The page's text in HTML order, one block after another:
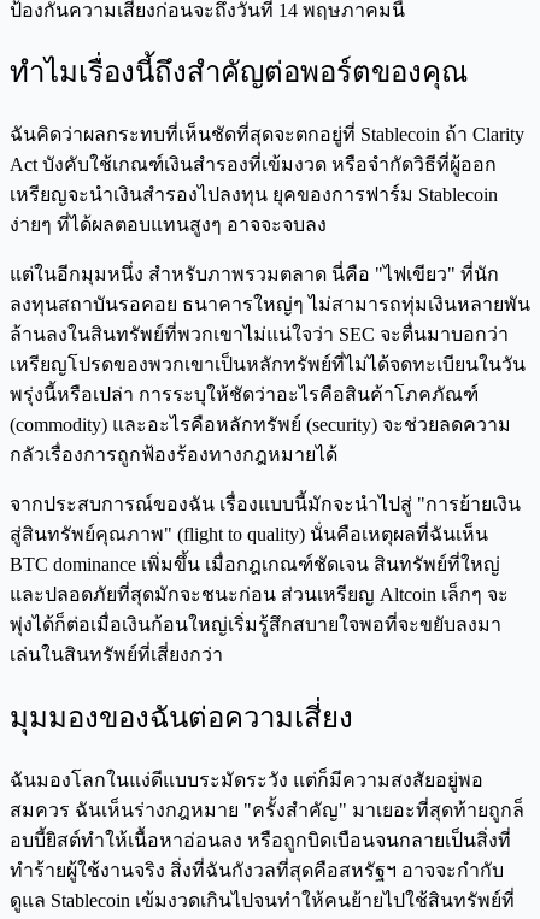
ป้องกันความเสี่ยงก่อนจะถึงวันที่ 14 พฤษภาคมนี้
ทำไมเรื่องนี้ถึงสำคัญต่อพอร์ตของคุณ
ฉันคิดว่าผลกระทบที่เห็นชัดที่สุดจะตกอยู่ที่ Stablecoin ถ้า Clarity
Act บังคับใช้เกณฑ์เงินสำรองที่เข้มงวด หรือจำกัดวิธีที่ผู้ออก
เหรียญจะนำเงินสำรองไปลงทุน ยุคของการฟาร์ม Stablecoin
ง่ายๆ ที่ได้ผลตอบแทนสูงๆ อาจจะจบลง
แต่ในอีกมุมหนึ่ง สำหรับภาพรวมตลาด นี่คือ "ไฟเขียว" ที่นัก
ลงทุนสถาบันรอคอย ธนาคารใหญ่ๆ ไม่สามารถทุ่มเงินหลายพัน
ล้านลงในสินทรัพย์ที่พวกเขาไม่แน่ใจว่า SEC จะตื่นมาบอกว่า
เหรียญโปรดของพวกเขาเป็นหลักทรัพย์ที่ไม่ได้จดทะเบียนในวัน
พรุ่งนี้หรือเปล่า การระบุให้ชัดว่าอะไรคือสินค้าโภคภัณฑ์
(commodity) และอะไรคือหลักทรัพย์ (security) จะช่วยลดความ
กลัวเรื่องการถูกฟ้องร้องทางกฎหมายได้
จากประสบการณ์ของฉัน เรื่องแบบนี้มักจะนำไปสู่ "การย้ายเงิน
สู่สินทรัพย์คุณภาพ" (flight to quality) นั่นคือเหตุผลที่ฉันเห็น
BTC dominance เพิ่มขึ้น เมื่อกฎเกณฑ์ชัดเจน สินทรัพย์ที่ใหญ่
และปลอดภัยที่สุดมักจะชนะก่อน ส่วนเหรียญ Altcoin เล็กๆ จะ
พุ่งได้ก็ต่อเมื่อเงินก้อนใหญ่เริ่มรู้สึกสบายใจพอที่จะขยับลงมา
เล่นในสินทรัพย์ที่เสี่ยงกว่า
มุมมองของฉันต่อความเสี่ยง
ฉันมองโลกในแง่ดีแบบระมัดระวัง แต่ก็มีความสงสัยอยู่พอ
สมควร ฉันเห็นร่างกฎหมาย "ครั้งสำคัญ" มาเยอะที่สุดท้ายถูกล็
อบบี้ยิสต์ทำให้เนื้อหาอ่อนลง หรือถูกบิดเบือนจนกลายเป็นสิ่งที่
ทำร้ายผู้ใช้งานจริง สิ่งที่ฉันกังวลที่สุดคือสหรัฐฯ อาจจะกำกับ
ดูแล Stablecoin เข้มงวดเกินไปจนทำให้คนย้ายไปใช้สินทรัพย์ที่